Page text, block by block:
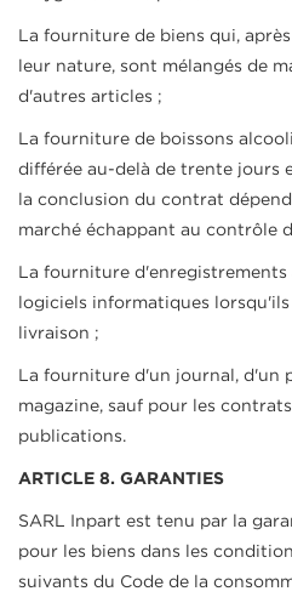
La fourniture de biens qui,
leur nature, sont mélangés de
d'autres articles ;
La fourniture de boissons
différée au-delà de trente jours
la conclusion du contrat
marché échappant au contrôle
La fourniture
logiciels informatiques
livraison ;
La fourniture d'un journal, d'un
magazine, sauf pour les
publications.
ARTICLE 8. GARANTIES
SARL Inpart est tenu par la
pour les biens dans les
suivants du Code de la